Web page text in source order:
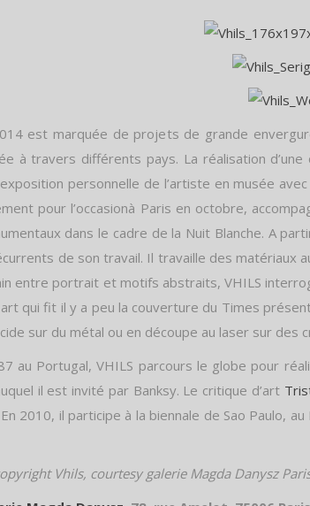
est marquée de projets de grande
à travers différents pays. La réalisation
personnelle de l’artiste en musée
pour l’occasionà Paris en octobre,
dans le cadre de la Nuit Blanche. A
de son travail. Il travaille des matériaux
entre portrait et motifs abstraits, VHILS
qui fit il y a peu la couverture du Times
sur du métal ou en découpe au laser sur des
au Portugal, VHILS parcours le globe pour
il est invité par Banksy. Le critique d’art
2010, il participe à la biennale de Sao Paulo,
Vhils, courtesy galerie Magda Danysz